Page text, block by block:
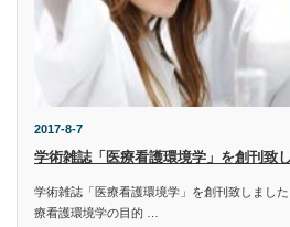
2017-8-7
学術雑誌「医療看護環境学」を創刊致
学術雑誌「医療看護環境学」を創刊致しまし
療看護環境学の目的 …